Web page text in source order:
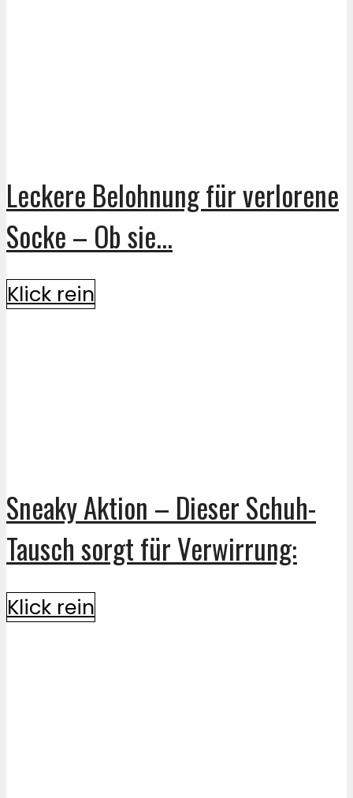
Leckere Belohnung für verlorene
Socke – Ob sie...
Klick rein
Sneaky Aktion – Dieser Schuh-
Tausch sorgt für Verwirrung:
Klick rein